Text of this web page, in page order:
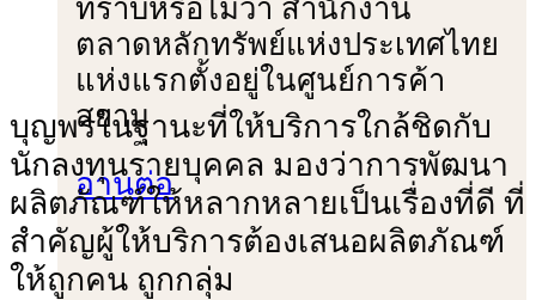
ทราบหรือไม่ว่า สํานักงาน
ตลาดหลักทรัพย์แห่งประเทศไทย
แห่งแรกตั้งอยู่ในศูนย์การค้า
สยาม
อ่านต่อ
บุญพรในฐานะที่ให้บริการใกล้ชิดกับ
นักลงทุนรายบุคคล มองว่าการพัฒนา
ผลิตภัณฑ์ให้หลากหลายเป็นเรื่องที่ดี ที่
สําคัญผู้ให้บริการต้องเสนอผลิตภัณฑ์
ให้ถูกคน ถูกกลุ่ม